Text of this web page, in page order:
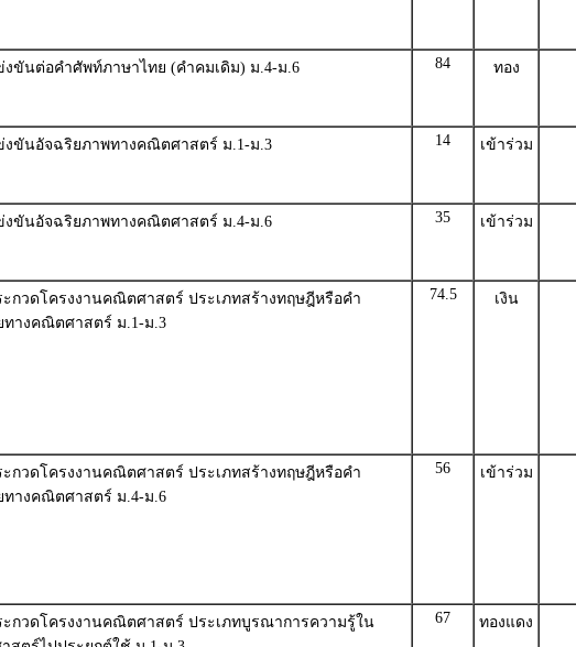
งขันต่อคำศัพท์ภาษาไทย (คำคมเดิม) ม.4-ม.6 84 ทอง
งขันอัจฉริยภาพทางคณิตศาสตร์ ม.1-ม.3 14 เข้าร่วม
งขันอัจฉริยภาพทางคณิตศาสตร์ ม.4-ม.6 35 เข้าร่วม
ะกวดโครงงานคณิตศาสตร์ ประเภทสร้างทฤษฎีหรือคำ
ทางคณิตศาสตร์ ม.1-ม.3
74.5 เงิน
ะกวดโครงงานคณิตศาสตร์ ประเภทสร้างทฤษฎีหรือคำ
ทางคณิตศาสตร์ ม.4-ม.6
56 เข้าร่วม
ะกวดโครงงานคณิตศาสตร์ ประเภทบูรณาการความรู้ใน
67 ทองแดง